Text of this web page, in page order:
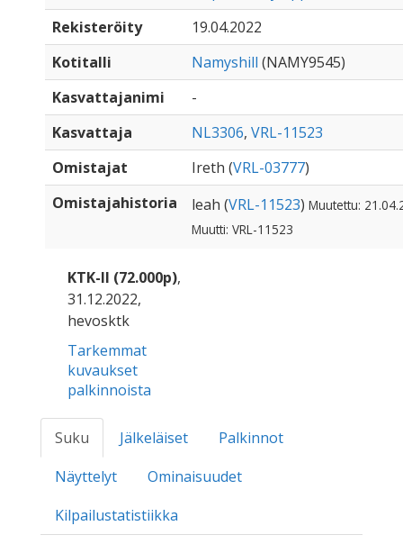
Rekisteröity
19.04.2022
Kotitalli
Namyshill (NAMY9545)
Kasvattajanimi
-
Kasvattaja
NL3306, VRL-11523
Omistajat
Ireth (VRL-03777)
Omistajahistoria
leah (VRL-11523) Muutettu:
Muutti: VRL-11523
KTK-II (72.000p),
31.12.2022,
hevosktk
Tarkemmat
kuvaukset
palkinnoista
Suku Jälkeläiset
Palkinnot
Näyttelyt
Ominaisuudet
Kilpailustatistiikka